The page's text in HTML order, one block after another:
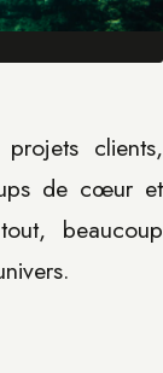
clients,
de cœur et
beaucoup